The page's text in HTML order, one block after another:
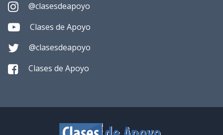
@clasesdeapoyo
Clases de Apoyo
@clasesdeapoyo
Clases de Apoyo